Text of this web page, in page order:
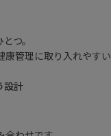
つ。
管理に取り入れやすい
設計